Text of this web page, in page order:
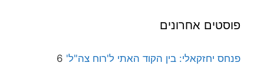
פוסטים אחרונים
פנחס יחזקאלי: בין הקוד האתי ל'רוח צה"ל' 6